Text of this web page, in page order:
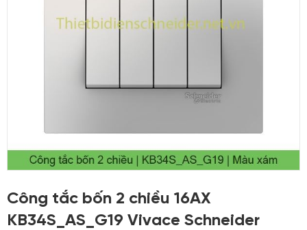
Công tắc bốn 2 chiều 16AX
KB34S_AS_G19 Vivace Schneider